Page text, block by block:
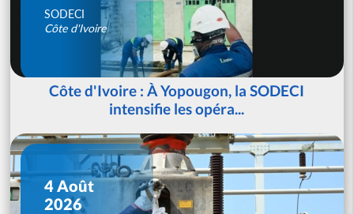
SODECI
Côte d'Ivoire
Côte d'Ivoire : À Yopougon, la SODECI
intensifie les opéra...
4 Août
2026